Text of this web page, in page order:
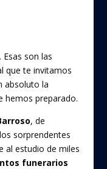
Esas son las
que te invitamos
absoluto la
hemos preparado.
, de
sorprendentes
al estudio de miles
funerarios